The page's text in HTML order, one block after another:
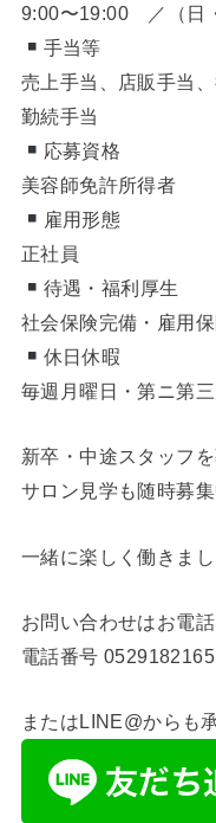
9:00〜19:00 ／（日
手当等
売上手当、店販手当
勤続手当
応募資格
美容師免許所得者
雇用形態
正社員
待遇・福利厚生
社会保険完備・雇用
休日休暇
毎週月曜日・第ニ第
新卒・中途スタッフ
サロン見学も随時募集
一緒に楽しく働きまし
お問い合わせはお電話
電話番号 0529182165
またはLINE@からも